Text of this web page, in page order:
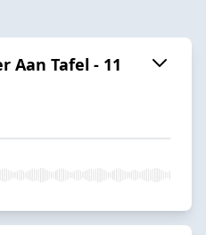
Aan Tafel - 11